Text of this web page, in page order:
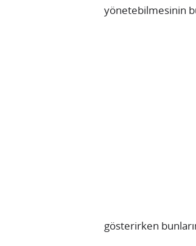
yönetebilmesinin
gösterirken